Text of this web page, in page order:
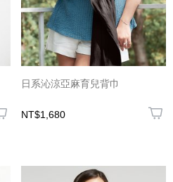
日系沁涼亞麻育兒背巾
NT$1,680